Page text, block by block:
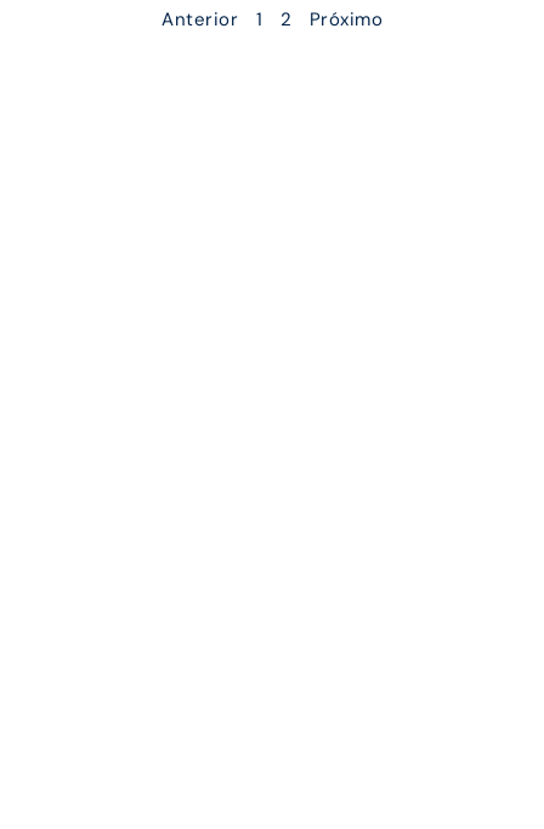
Anterior 1 2 Próximo